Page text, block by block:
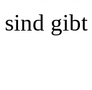
sind gibt